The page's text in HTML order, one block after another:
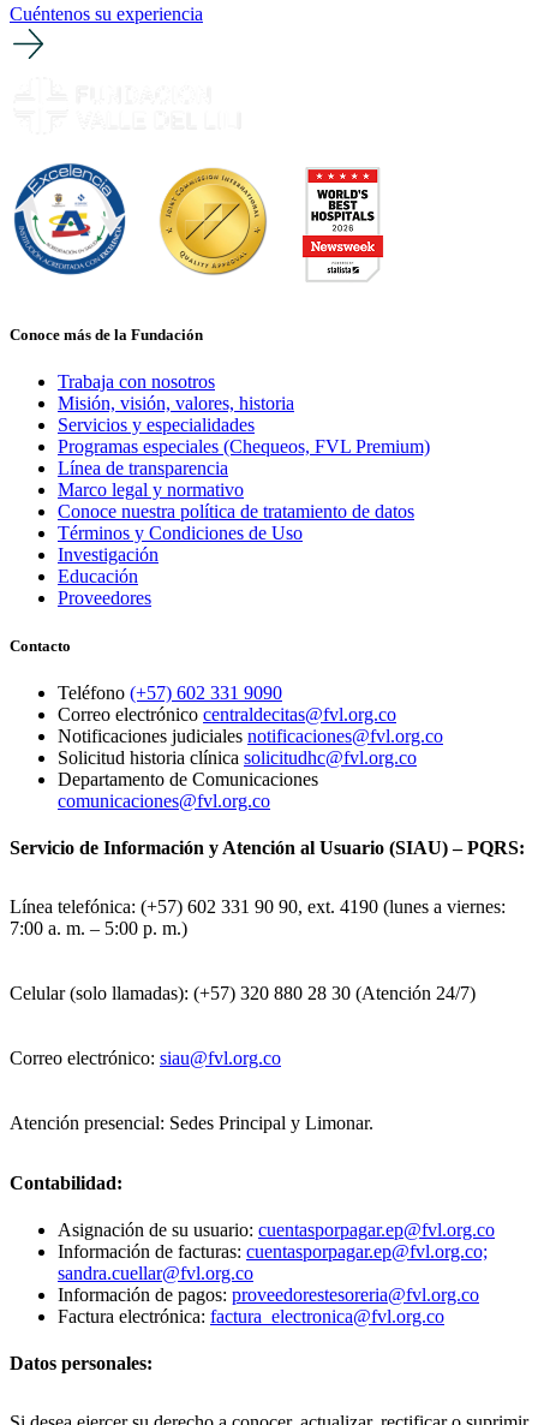
Cuéntenos su experiencia
Conoce más de la Fundación
Trabaja con nosotros
Misión, visión, valores, historia
Servicios y especialidades
Programas especiales (Chequeos, FVL Premium)
Línea de transparencia
Marco legal y normativo
Conoce nuestra política de tratamiento de datos
Términos y Condiciones de Uso
Investigación
Educación
Proveedores
Contacto
Teléfono (+57) 602 331 9090
Correo electrónico centraldecitas@fvl.org.co
Notificaciones judiciales notificaciones@fvl.org.co
Solicitud historia clínica solicitudhc@fvl.org.co
Departamento de Comunicaciones
comunicaciones@fvl.org.co
Servicio de Información y Atención al Usuario (SIAU) – PQRS:
Línea telefónica: (+57) 602 331 90 90, ext. 4190 (lunes a viernes:
7:00 a. m. – 5:00 p. m.)
Celular (solo llamadas): (+57) 320 880 28 30 (Atención 24/7)
Correo electrónico: siau@fvl.org.co
Atención presencial: Sedes Principal y Limonar.
Contabilidad:
Asignación de su usuario: cuentasporpagar.ep@fvl.org.co
Información de facturas: cuentasporpagar.ep@fvl.org.co;
sandra.cuellar@fvl.org.co
Información de pagos: proveedorestesoreria@fvl.org.co
Factura electrónica: factura_electronica@fvl.org.co
Datos personales: